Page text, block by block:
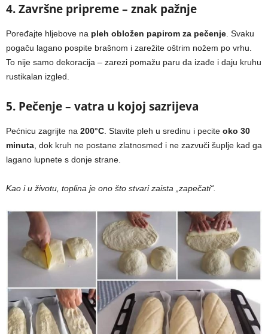
4. Završne pripreme – znak pažnje
Poređajte hljebove na pleh obložen papirom za pečenje . Svaku
pogaču lagano pospite brašnom i zarežite oštrim nožem po vrhu.
To nije samo dekoracija – zarezi pomažu paru da izađe i daju kruhu
rustikalan izgled.
5. Pečenje – vatra u kojoj sazrijeva
Pećnicu zagrijte na 200°C . Stavite pleh u sredinu i pecite oko 30
minuta , dok kruh ne postane zlatnosmeđ i ne zazvuči šuplje kad ga
lagano lupnete s donje strane.
Kao i u životu, toplina je ono što stvari zaista „zapečati“.